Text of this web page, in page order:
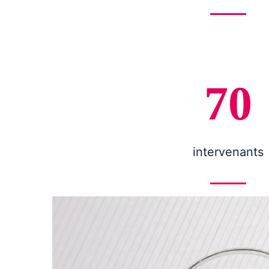
70
intervenants